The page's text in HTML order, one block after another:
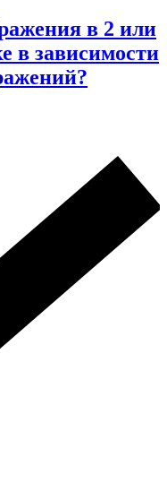
в 2 или
в зависимости